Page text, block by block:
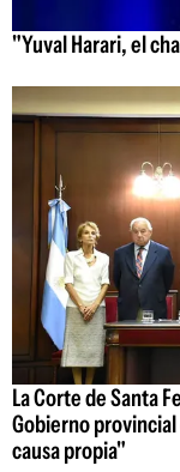
"Yuval Harari, el
La Corte de Santa
Gobierno
causa propia"